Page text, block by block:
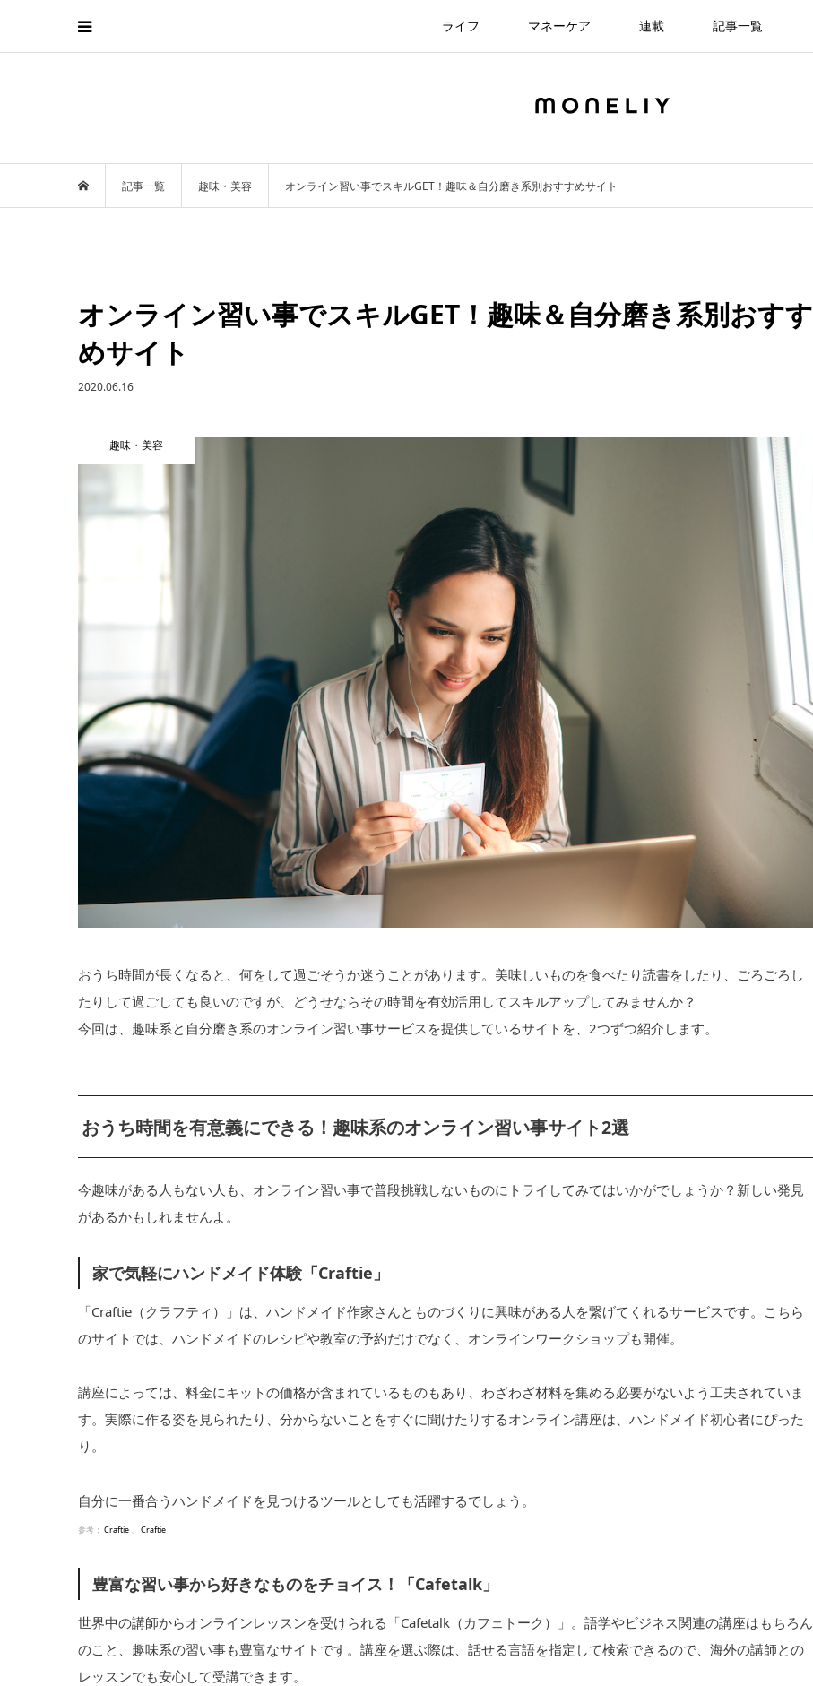
ライフ マネーケア 連載 記事一覧
記事一覧 趣味・美容 オンライン習い事でスキルGET！趣味＆自分磨き系別おすすめサイト
オンライン習い事でスキルGET！趣味＆自分磨き系別おすす
めサイト
2020.06.16
趣味・美容
おうち時間が長くなると、何をして過ごそうか迷うことがあります。美味しいものを食べたり読書をしたり、ごろごろし
たりして過ごしても良いのですが、どうせならその時間を有効活用してスキルアップしてみませんか？
今回は、趣味系と自分磨き系のオンライン習い事サービスを提供しているサイトを、2つずつ紹介します。
おうち時間を有意義にできる！趣味系のオンライン習い事サイト2選
今趣味がある人もない人も、オンライン習い事で普段挑戦しないものにトライしてみてはいかがでしょうか？新しい発見
があるかもしれませんよ。
家で気軽にハンドメイド体験「Craftie」
「Craftie（クラフティ）」は、ハンドメイド作家さんとものづくりに興味がある人を繋げてくれるサービスです。こちら
のサイトでは、ハンドメイドのレシピや教室の予約だけでなく、オンラインワークショップも開催。
講座によっては、料金にキットの価格が含まれているものもあり、わざわざ材料を集める必要がないよう工夫されていま
す。実際に作る姿を見られたり、分からないことをすぐに聞けたりするオンライン講座は、ハンドメイド初心者にぴった
り。
自分に一番合うハンドメイドを見つけるツールとしても活躍するでしょう。
参考： Craftie 、 Craftie
豊富な習い事から好きなものをチョイス！「Cafetalk」
世界中の講師からオンラインレッスンを受けられる「Cafetalk（カフェトーク）」。語学やビジネス関連の講座はもちろん
のこと、趣味系の習い事も豊富なサイトです。講座を選ぶ際は、話せる言語を指定して検索できるので、海外の講師との
レッスンでも安心して受講できます。